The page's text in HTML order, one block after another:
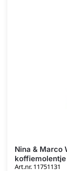
Nina & Marco
koffiemolentje
Art.nr. 11751131